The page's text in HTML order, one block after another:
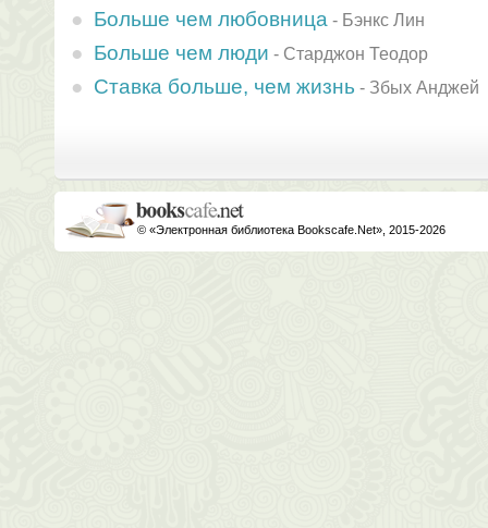
Больше чем любовница - Бэнкс Лин
Больше чем люди - Старджон Теодор
Ставка больше, чем жизнь - Збых Анджей
© «Электронная библиотека Bookscafe.Net», 2015-2026